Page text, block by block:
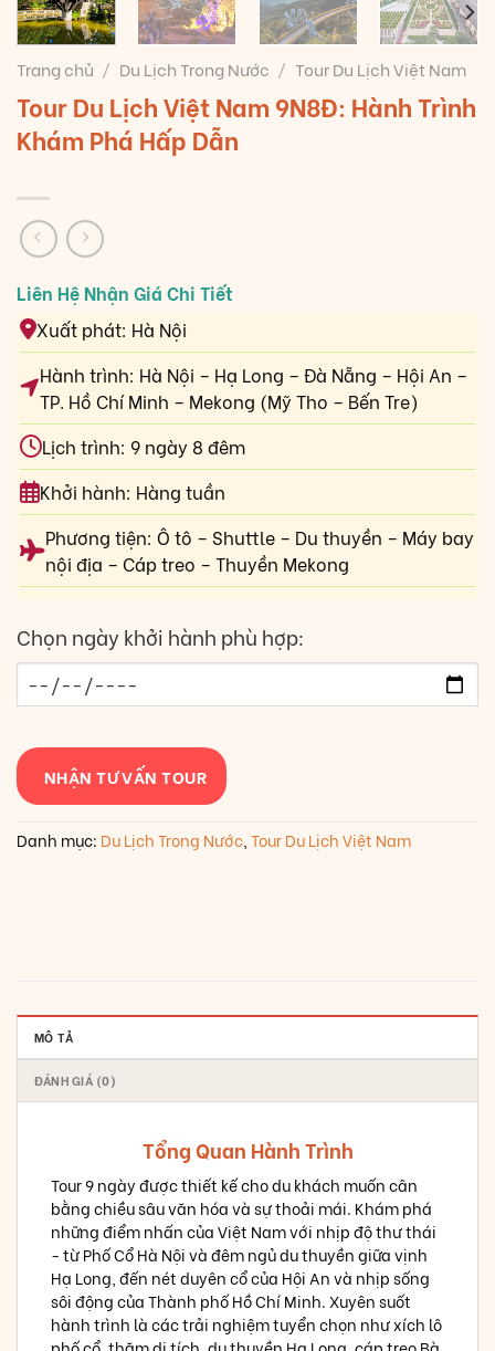
Trang chủ / Du Lịch Trong Nước / Tour Du Lịch Việt Nam
Tour Du Lịch Việt Nam 9N8Đ: Hành Trình
Khám Phá Hấp Dẫn
Xuất phát: Hà Nội
Hành trình: Hà Nội – Hạ Long – Đà Nẵng – Hội An –
TP. Hồ Chí Minh – Mekong (Mỹ Tho – Bến Tre)
Lịch trình: 9 ngày 8 đêm
Khởi hành: Hàng tuần
Phương tiện: Ô tô – Shuttle – Du thuyền – Máy bay
nội địa – Cáp treo – Thuyền Mekong
Chọn ngày khởi hành phù hợp:
NHẬN TƯ VẤN TOUR
Danh mục: Du Lịch Trong Nước Tour Du Lịch Việt Nam
MÔ TẢ
ĐÁNH GIÁ (0)
Tổng Quan Hành Trình
Tour 9 ngày được thiết kế cho du khách muốn cân
bằng chiều sâu văn hóa và sự thoải mái. Khám phá
những điểm nhấn của Việt Nam với nhịp độ thư thái
- từ Phố Cổ Hà Nội và đêm ngủ du thuyền giữa vịnh
Hạ Long, đến nét duyên cổ của Hội An và nhịp sống
sôi động của Thành phố Hồ Chí Minh. Xuyên suốt
hành trình là các trải nghiệm tuyển chọn như xích lô